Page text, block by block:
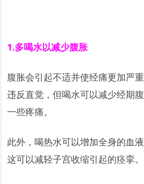
1.多喝水以减少腹胀
腹胀会引起不适并使经痛更加严
违反直觉，但喝水可以减少经期
一些疼痛。
此外，喝热水可以增加全身的血
这可以减轻子宫收缩引起的痉挛。